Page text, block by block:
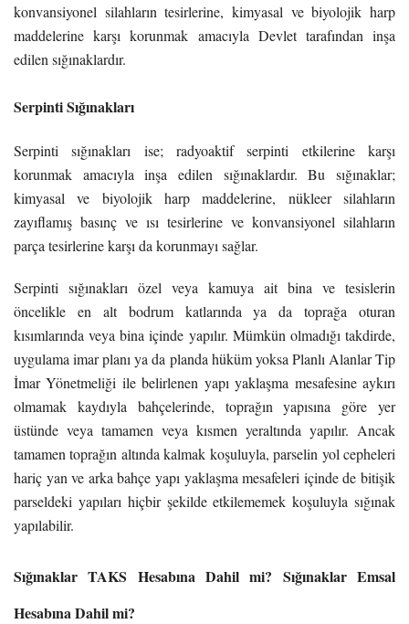
konvansiyonel silahların tesirlerine, kimyasal ve biyolojik harp
maddelerine karşı korunmak amacıyla Devlet tarafından inşa
edilen sığınaklardır.
Serpinti Sığınakları
Serpinti sığınakları ise; radyoaktif serpinti etkilerine karşı
korunmak amacıyla inşa edilen sığınaklardır. Bu sığınaklar;
kimyasal ve biyolojik harp maddelerine, nükleer silahların
zayıflamış basınç ve ısı tesirlerine ve konvansiyonel silahların
parça tesirlerine karşı da korunmayı sağlar.
Serpinti sığınakları özel veya kamuya ait bina ve tesislerin
öncelikle en alt bodrum katlarında ya da toprağa oturan
kısımlarında veya bina içinde yapılır. Mümkün olmadığı takdirde,
uygulama imar planı ya da planda hüküm yoksa Planlı Alanlar Tip
İmar Yönetmeliği ile belirlenen yapı yaklaşma mesafesine aykırı
olmamak kaydıyla bahçelerinde, toprağın yapısına göre yer
üstünde veya tamamen veya kısmen yeraltında yapılır. Ancak
tamamen toprağın altında kalmak koşuluyla, parselin yol cepheleri
hariç yan ve arka bahçe yapı yaklaşma mesafeleri içinde de bitişik
parseldeki yapıları hiçbir şekilde etkilememek koşuluyla sığınak
yapılabilir.
Sığınaklar TAKS Hesabına Dahil mi? Sığınaklar Emsal
Hesabına Dahil mi?